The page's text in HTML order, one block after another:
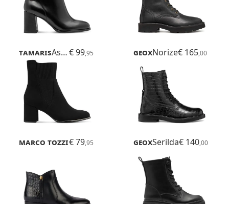
Tamaris Aspasia€ 99,95 GeoxNorize€ 165,00
Marco Tozzi Delo
€ 79,95 GeoxSerilda€ 140,00